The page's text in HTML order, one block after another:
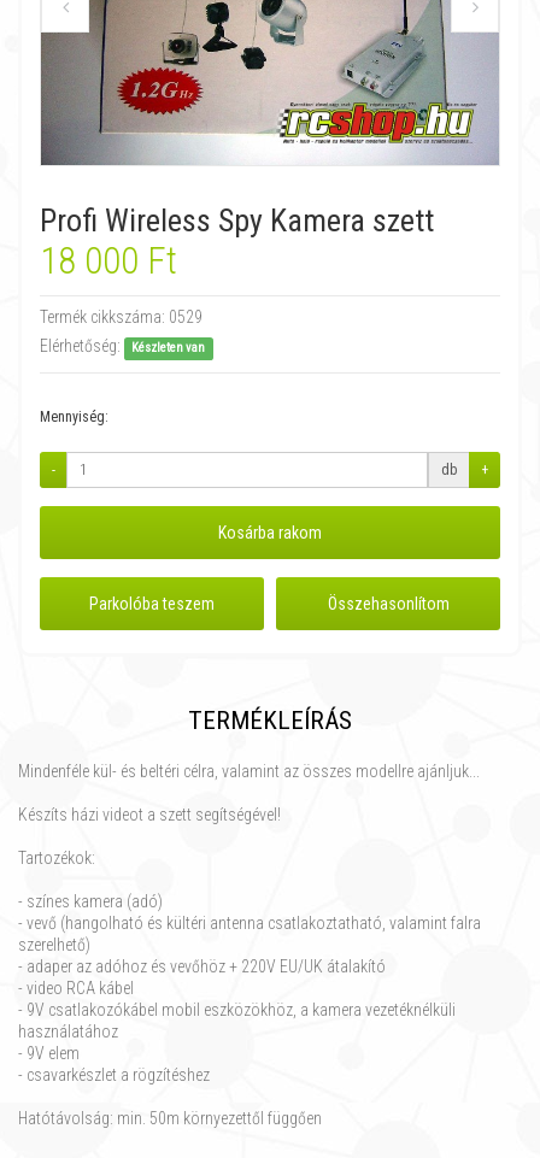
Profi Wireless Spy Kamera szett
18 000 Ft
Termék cikkszáma: 0529
Elérhetőség:
Készleten van
Mennyiség:
- db +
Kosárba rakom
Parkolóba teszem Összehasonlítom
TERMÉKLEÍRÁS
Mindenféle kül- és beltéri célra, valamint az összes modellre ajánljuk...
Készíts házi videot a szett segítségével!
Tartozékok:
- színes kamera (adó)
- vevő (hangolható és kültéri antenna csatlakoztatható, valamint falra
szerelhető)
- adaper az adóhoz és vevőhöz + 220V EU/UK átalakító
- video RCA kábel
- 9V csatlakozókábel mobil eszközökhöz, a kamera vezetéknélküli
használatához
- 9V elem
- csavarkészlet a rögzítéshez
Hatótávolság: min. 50m környezettől függően